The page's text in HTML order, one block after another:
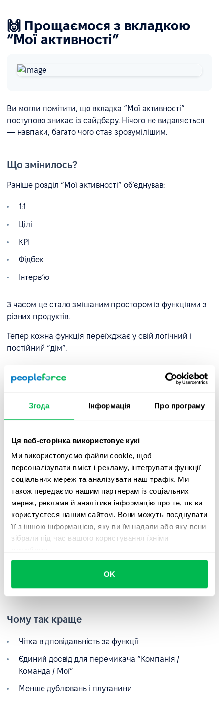
Згода Інформація Про програму
Ця веб-сторінка використовує кукі
Ми використовуємо файли cookie, щоб
персоналізувати вміст і рекламу, інтегрувати функції
соціальних мереж та аналізувати наш трафік. Ми
також передаємо нашим партнерам із соціальних
мереж, реклами й аналітики інформацію про те, як ви
користуєтеся нашим сайтом. Вони можуть поєднувати
її з іншою інформацією, яку ви їм надали або яку вони
зібрали під час вашого користування їхніми
OK
🙌 Прощаємося з вкладкою
“Мої активності”
Ви могли помітити, що вкладка “Мої активності”
поступово зникає із сайдбару. Нічого не видаляється
— навпаки, багато чого стає зрозумілішим.
Що змінилось?
Раніше розділ “Мої активності” об’єднував:
1:1
Цілі
KPI
Фідбек
Інтерв’ю
З часом це стало змішаним простором із функціями з
різних продуктів.
Тепер кожна функція переїжджає у свій логічний і
постійний “дім”.
Де тепер що знаходиться
1:1, KPI, Цілі, Огляди, Фідбек
Інтерв’ю
→ Рекрутинг → Під “Кандидати”
Чому так краще
Чітка відповідальність за функції
Єдиний досвід для перемикача “Компанія /
Команда / Мої”
Менше дублювань і плутанини